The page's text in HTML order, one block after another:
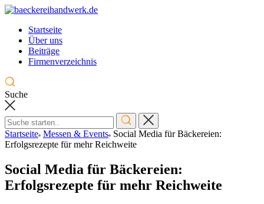
Skip
contentStartseite
Über uns
Beiträge
Firmenverzeichnis
Suche
Startseite Messen & Events Social Media für Bäckereien:
Erfolgsrezepte für mehr Reichweite
Social Media für Bäckereien:
Erfolgsrezepte für mehr Reichweite